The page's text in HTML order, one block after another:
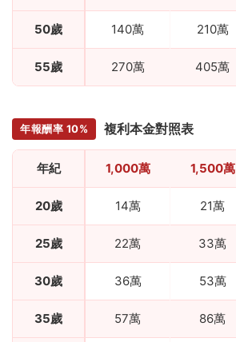
50歲 140萬 210萬
55歲 270萬 405萬
年報酬率 10% 複利本金對照表
年紀 1,000萬 1,500萬
20歲 14萬 21萬
25歲 22萬 33萬
30歲 36萬 53萬
35歲 57萬 86萬